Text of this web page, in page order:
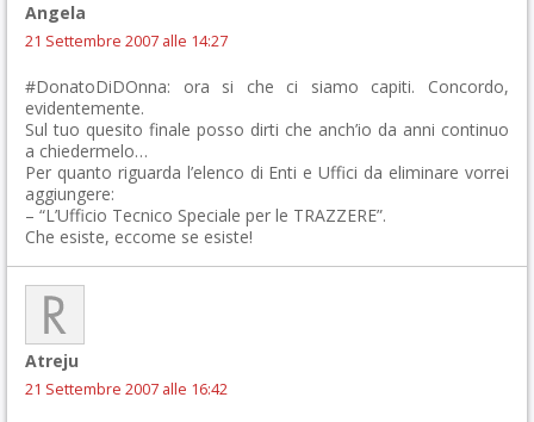
Angela
21 Settembre 2007 alle 14:27
#DonatoDiDOnna: ora si che ci siamo capiti. Concordo,
evidentemente.
Sul tuo quesito finale posso dirti che anch’io da anni continuo
a chiedermelo…
Per quanto riguarda l’elenco di Enti e Uffici da eliminare vorrei
aggiungere:
– “L’Ufficio Tecnico Speciale per le TRAZZERE”.
Che esiste, eccome se esiste!
Atreju
21 Settembre 2007 alle 16:42